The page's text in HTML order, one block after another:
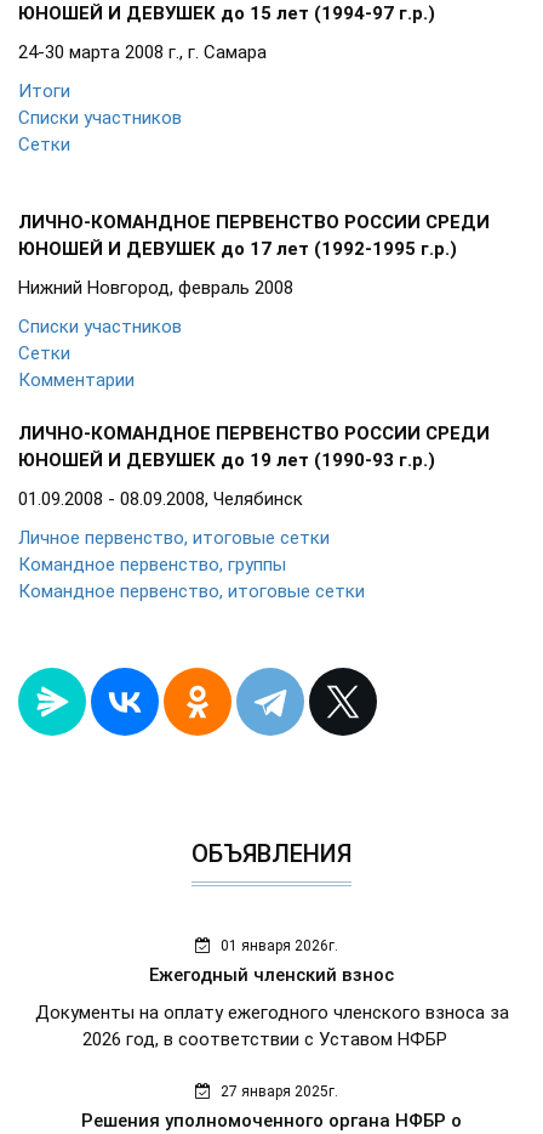
ЮНОШЕЙ И ДЕВУШЕК до 15 лет (1994-97 г.р.)
24-30 марта 2008 г., г. Самара
Итоги
Списки участников
Сетки
ЛИЧНО-КОМАНДНОЕ ПЕРВЕНСТВО РОССИИ СРЕДИ
ЮНОШЕЙ И ДЕВУШЕК до 17 лет (1992-1995 г.р.)
Нижний Новгород, февраль 2008
Списки участников
Сетки
Комментарии
ЛИЧНО-КОМАНДНОЕ ПЕРВЕНСТВО РОССИИ СРЕДИ
ЮНОШЕЙ И ДЕВУШЕК до 19 лет (1990-93 г.р.)
01.09.2008 - 08.09.2008, Челябинск
Личное первенство, итоговые сетки
Командное первенство, группы
Командное первенство, итоговые сетки
ОБЪЯВЛЕНИЯ
01 января 2026г.
Ежегодный членский взнос
Документы на оплату ежегодного членского взноса за
2026 год, в соответствии с Уставом НФБР
27 января 2025г.
Решения уполномоченного органа НФБР о